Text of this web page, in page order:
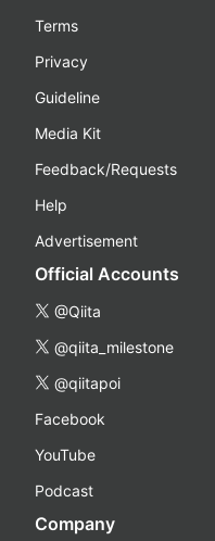
Terms
Privacy
Guideline
Media Kit
Feedback/Requests
Help
Advertisement
Official Accounts
@Qiita
@qiita_milestone
@qiitapoi
Facebook
YouTube
Podcast
Company